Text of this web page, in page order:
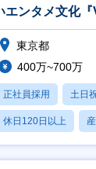
エンタメ文化
浸透「ホロライ
東京都
400万~700万
正社員採用 土日
休日120日以上
月残業20時間以内